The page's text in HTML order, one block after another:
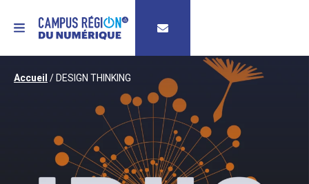
MENU
Accueil / DESIGN THINKING